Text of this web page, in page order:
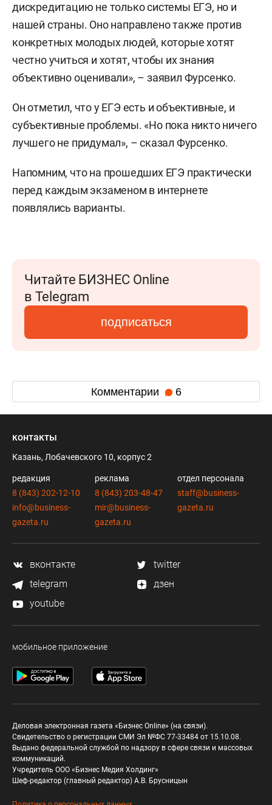
дискредитацию не только системы ЕГЭ, но и
нашей страны. Оно направлено также против
конкретных молодых людей, которые хотят
честно учиться и хотят, чтобы их знания
объективно оценивали», – заявил Фурсенко.
Он отметил, что у ЕГЭ есть и объективные, и
субъективные проблемы. «Но пока никто ничего
лучшего не придумал», – сказал Фурсенко.
Напомним, что на прошедших ЕГЭ практически
перед каждым экзаменом в интернете
появлялись варианты.
Читайте БИЗНЕС Online
в Telegram
подписаться
Комментарии 6
контакты
Казань, Лобачевского 10, корпус 2
редакция
8 (843) 202-12-10
info@business-
gazeta.ru
реклама
8 (843) 203-48-47
mir@business-
gazeta.ru
отдел персонала
staff@business-
gazeta.ru
вконтакте
twitter
telegram
дзен
youtube
мобильное приложение
Деловая электронная газета «Бизнес Online» (на связи).
Свидетельство о регистрации СМИ Эл №ФС 77-33484 от 15.10.08.
Выдано федеральной службой по надзору в сфере связи и массовых
коммуникаций.
Учредитель ООО «Бизнес Медия Холдинг»
Шеф-редактор (главный редактор) А.В. Брусницын